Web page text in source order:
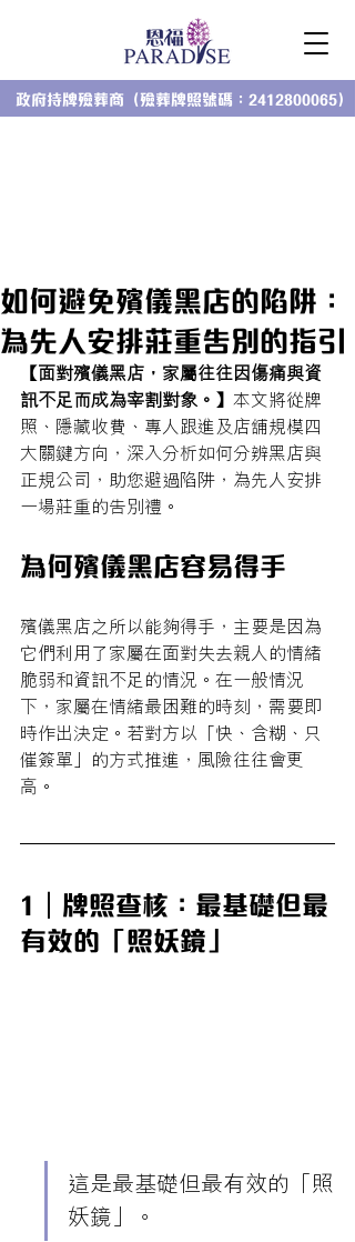
政府持牌殮葬商（殮葬牌照號碼：2412800065）
如何避免殯儀黑店的陷阱：
為先人安排莊重告別的指引
【面對殯儀黑店，家屬往往因傷痛與資
訊不足而成為宰割對象。】 本文將從牌
照、隱藏收費、專人跟進及店舖規模四
大關鍵方向，深入分析如何分辨黑店與
正規公司，助您避過陷阱，為先人安排
一場莊重的告別禮。
為何殯儀黑店容易得手
殯儀黑店之所以能夠得手，主要是因為
它們利用了家屬在面對失去親人的情緒
脆弱和資訊不足的情況。在一般情況
下，家屬在情緒最困難的時刻，需要即
時作出決定。若對方以「快、含糊、只
催簽單」的方式推進，風險往往會更
高。
1｜牌照查核：最基礎但最
有效的「照妖鏡」
這是最基礎但最有效的「照
妖鏡」。